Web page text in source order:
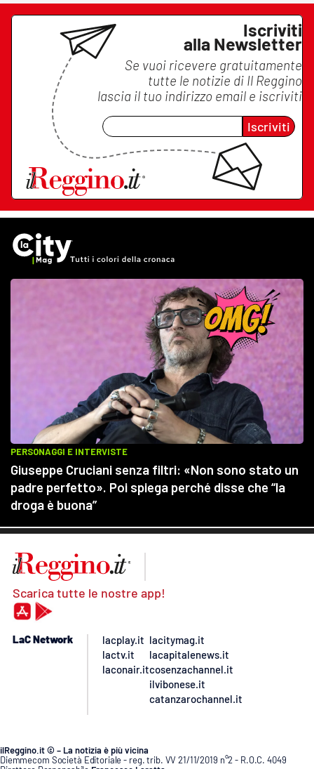
Iscriviti
alla Newsletter
Se vuoi ricevere gratuitamente
tutte le notizie di Il Reggino
lascia il tuo indirizzo email e iscriviti
Iscriviti
Scarica tutte le nostre app!
LaC Network
lacplay.it
lactv.it
laconair.it
lacitymag.it
lacapitalenews.it
cosenzachannel.it
ilvibonese.it
catanzarochannel.it
ilReggino.it © – La notizia è più vicina
Diemmecom Società Editoriale - reg. trib. VV 21/11/2019 n°2 - R.O.C. 4049